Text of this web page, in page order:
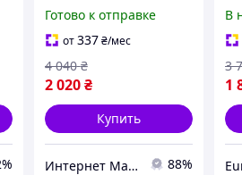
Эксцентриковая
вибрационная
шлифмашина,
Шлифмашина для
шлифовки шпатлевки,
MTS
Готово к отправке
от337 ₴/мес
2 020 ₴
4 040 ₴
Купить
Интернет Магазин "StepShop" 88%
В
1
3